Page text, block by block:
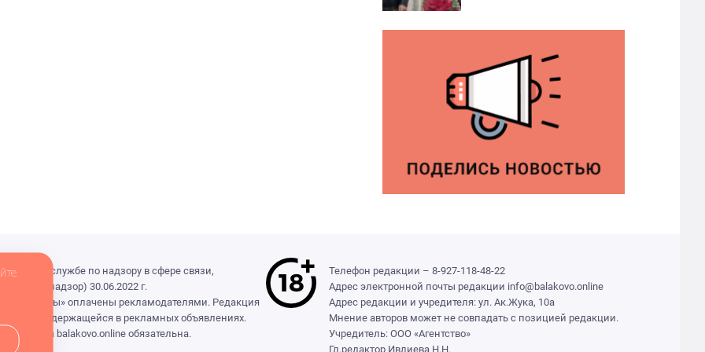
службе по надзору в сфере связи,
30.06.2022 г.
«Выборы» оплачены рекламодателями. Редакция
содержащейся в рекламных объявлениях.
на balakovo.online обязательна.
Телефон редакции – 8-927-118-48-22
Адрес электронной почты редакции info@balakovo.online
Адрес редакции и учредителя: ул. Ак.Жука, 10а
Мнение авторов может не совпадать с позицией редакции.
Учредитель: ООО «Агентство»
Гл.редактор Ивлиева Н.Н.